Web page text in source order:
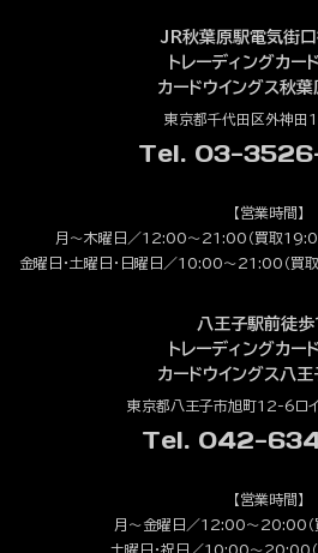
JR秋葉原駅電気街
トレーディングカー
カードウイングス秋
東京都千代田区外神
Tel. 03-
【営業時間】
月～木曜日／12:00～21:00（買取
金曜日・土曜日・日曜日／10:00～21:00（
八王子駅前徒
トレーディングカー
カードウイングス八
東京都八王子市旭町12-6ロ
Tel. 042-
【営業時間】
月～金曜日／12:00～20:00（
土曜日・祝日／10:00～20:00